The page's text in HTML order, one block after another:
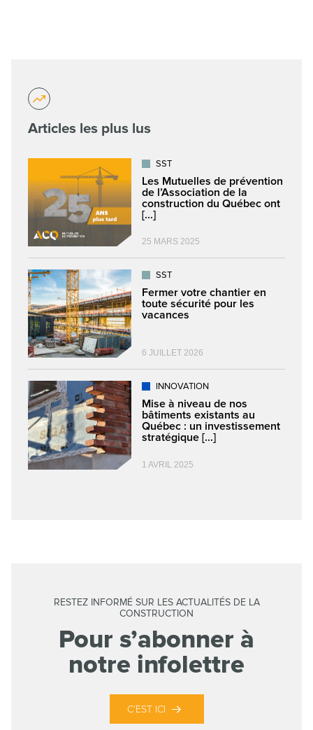
Articles les plus lus
SST
Les Mutuelles de prévention
de l’Association de la
construction du Québec ont
[...]
25 MARS 2025
SST
Fermer votre chantier en
toute sécurité pour les
vacances
6 JUILLET 2026
INNOVATION
Mise à niveau de nos
bâtiments existants au
Québec : un investissement
stratégique [...]
1 AVRIL 2025
RESTEZ INFORMÉ SUR LES ACTUALITÉS DE LA
CONSTRUCTION
Pour s’abonner à
notre infolettre
C’EST ICI